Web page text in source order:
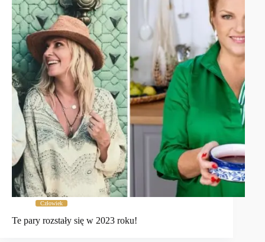
Człowiek
Te pary rozstały się w 2023 roku!